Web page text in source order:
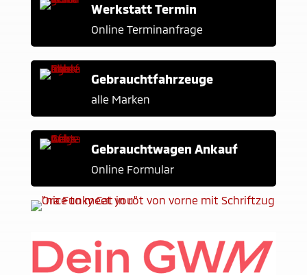
Werkstatt Termin
Online Terminanfrage
Gebrauchtfahrzeuge
alle Marken
Gebrauchtwagen Ankauf
Online Formular